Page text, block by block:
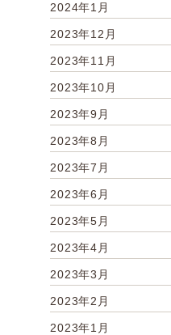
2024年1月
2023年12月
2023年11月
2023年10月
2023年9月
2023年8月
2023年7月
2023年6月
2023年5月
2023年4月
2023年3月
2023年2月
2023年1月